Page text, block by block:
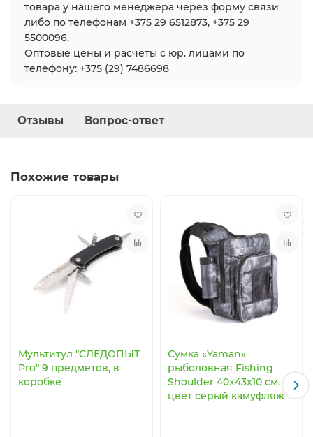
товара у нашего менеджера через форму связи
либо по телефонам +375 29 6512873, +375 29
5500096.
Оптовые цены и расчеты с юр. лицами по
телефону: +375 (29) 7486698
Отзывы Вопрос-ответ
Похожие товары
Мультитул "СЛЕДОПЫТ
Pro" 9 предметов, в
коробке
Сумка «Yaman»
рыболовная Fishing
Shoulder 40x43x10 см,
цвет серый камуфляж